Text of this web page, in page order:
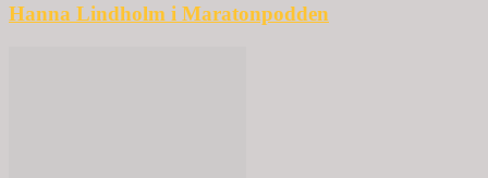
Hanna Lindholm i Maratonpodden